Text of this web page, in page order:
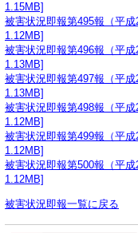
1.15MB]
被害状況即報第495報（平
1.12MB]
被害状況即報第496報（平
1.13MB]
被害状況即報第497報（平
1.13MB]
被害状況即報第498報（平
1.12MB]
被害状況即報第499報（平
1.12MB]
被害状況即報第500報（平
1.12MB]
被害状況即報一覧に戻る